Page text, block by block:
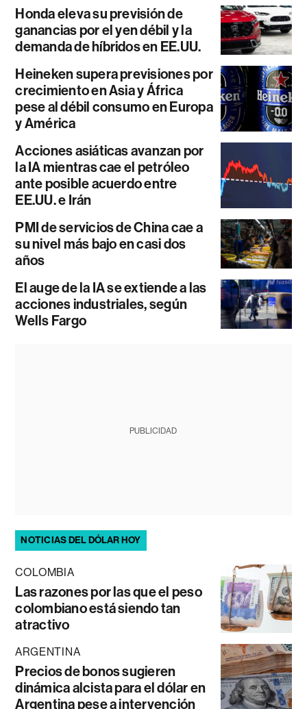
Honda eleva su previsión de
ganancias por el yen débil y la
demanda de híbridos en EE.UU.
Heineken supera previsiones por
crecimiento en Asia y África
pese al débil consumo en Europa
y América
Acciones asiáticas avanzan por
la IA mientras cae el petróleo
ante posible acuerdo entre
EE.UU. e Irán
PMI de servicios de China cae a
su nivel más bajo en casi dos
años
El auge de la IA se extiende a las
acciones industriales, según
Wells Fargo
PUBLICIDAD
NOTICIAS DEL DÓLAR HOY
COLOMBIA
Las razones por las que el peso
colombiano está siendo tan
atractivo
ARGENTINA
Precios de bonos sugieren
dinámica alcista para el dólar en
Argentina pese a intervención